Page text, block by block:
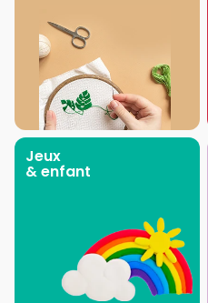
Jeux
& enfant